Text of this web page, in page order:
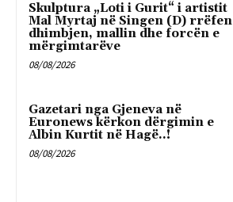
Skulptura „Loti i Gurit“ i artistit
Mal Myrtaj në Singen (D) rrëfen
dhimbjen, mallin dhe forcën e
mërgimtarëve
08/08/2026
Gazetari nga Gjeneva në
Euronews kërkon dërgimin e
Albin Kurtit në Hagë..!
08/08/2026